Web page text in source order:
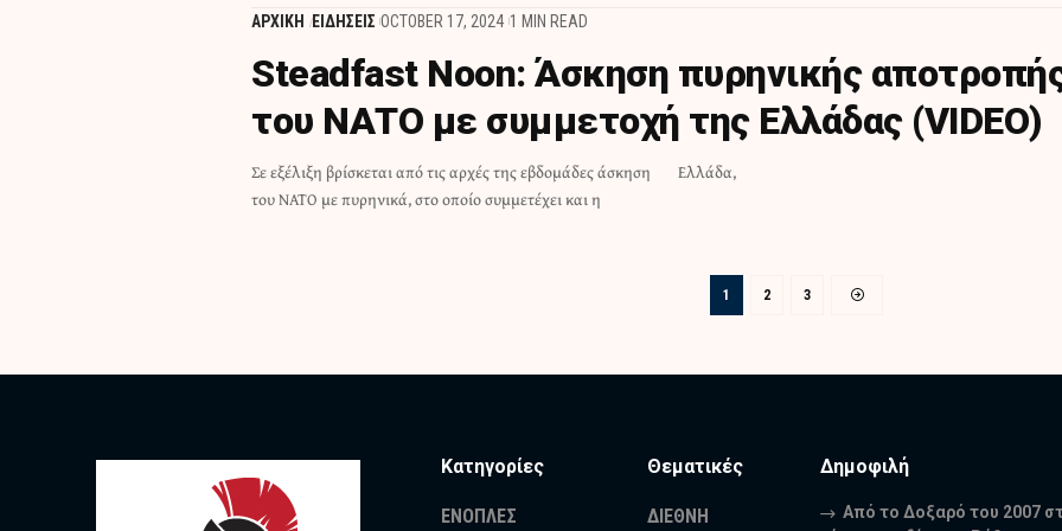
ΑΡΧΙΚΗ ΕΙΔΗΣΕΙΣ OCTOBER 17, 2024 1 MIN READ
Steadfast Noon: Άσκηση πυρηνικής
του ΝΑΤΟ με συμμετοχή της Ελλάδας (VIDEO)
Σε εξέλιξη βρίσκεται από τις αρχές της εβδομάδες άσκηση
του ΝΑΤΟ με πυρηνικά, στο οποίο συμμετέχει και η
Ελλάδα,
1 2 3
Κατηγορίες
ΕΝΟΠΛΕΣ
Θεματικές
ΔΙΕΘΝΗ
Δημοφιλή
Από το Δοξαρό του 2007